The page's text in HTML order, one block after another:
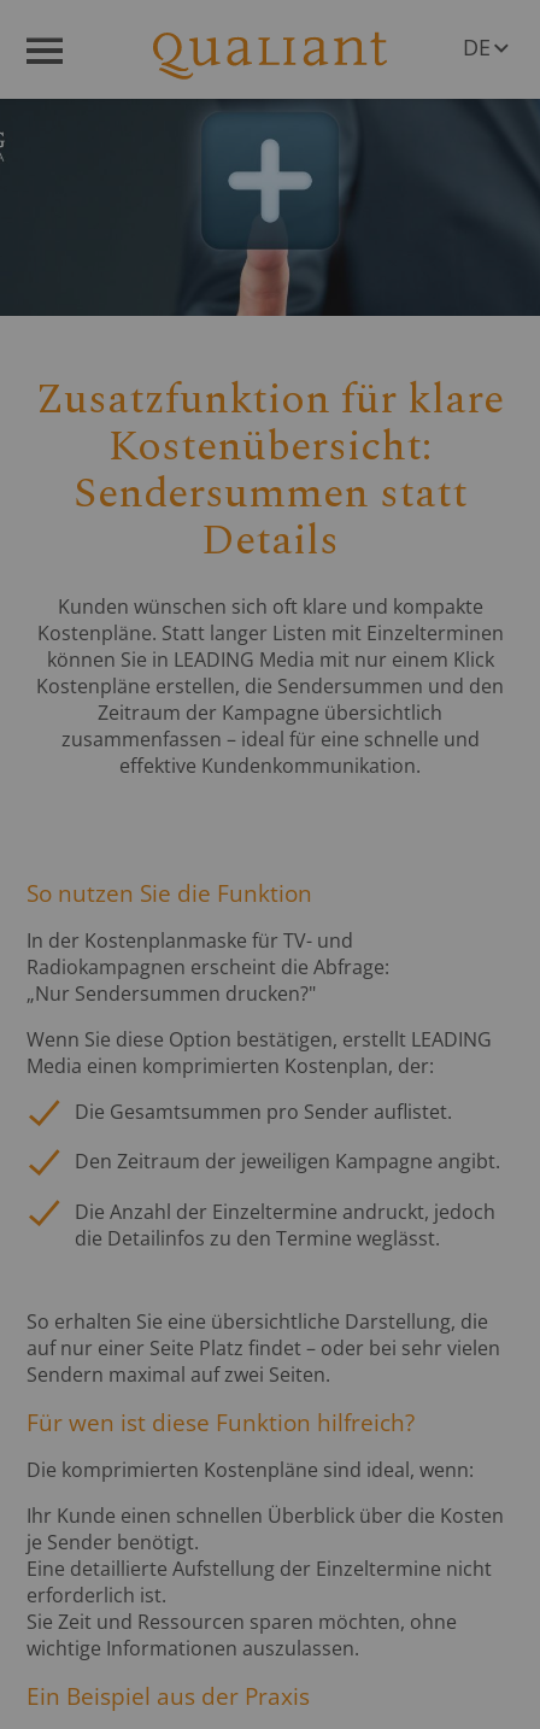
DE
Zusatzfunktion für klare
Kostenübersicht:
Sendersummen statt
Details
Kunden wünschen sich oft klare und kompakte
Kostenpläne. Statt langer Listen mit Einzelterminen
können Sie in LEADING Media mit nur einem Klick
Kostenpläne erstellen, die Sendersummen und den
Zeitraum der Kampagne übersichtlich
zusammenfassen – ideal für eine schnelle und
effektive Kundenkommunikation.
So nutzen Sie die Funktion
In der Kostenplanmaske für TV- und
Radiokampagnen erscheint die Abfrage:
„Nur Sendersummen drucken?"
Wenn Sie diese Option bestätigen, erstellt LEADING
Media einen komprimierten Kostenplan, der:
Die Gesamtsummen pro Sender auflistet.
Den Zeitraum der jeweiligen Kampagne angibt.
Die Anzahl der Einzeltermine andruckt, jedoch
die Detailinfos zu den Termine weglässt.
So erhalten Sie eine übersichtliche Darstellung, die
auf nur einer Seite Platz findet – oder bei sehr vielen
Sendern maximal auf zwei Seiten.
Für wen ist diese Funktion hilfreich?
Die komprimierten Kostenpläne sind ideal, wenn:
Ihr Kunde einen schnellen Überblick über die Kosten
je Sender benötigt.
Eine detaillierte Aufstellung der Einzeltermine nicht
erforderlich ist.
Sie Zeit und Ressourcen sparen möchten, ohne
wichtige Informationen auszulassen.
Ein Beispiel aus der Praxis